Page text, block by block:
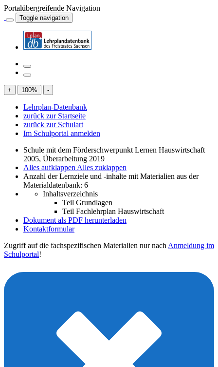
Portalübergreifende Navigation
Toggle navigation
+ 100% -
Lehrplan-Datenbank
zurück zur Startseite
zurück zur Schulart
Im Schulportal anmelden
Schule mit dem Förderschwerpunkt Lernen Hauswirtschaft
2005, Überarbeitung 2019
Alles aufklappen Alles zuklappen
Anzahl der Lernziele und -inhalte mit Materialien aus der
Materialdatenbank: 6
Inhaltsverzeichnis
Teil Grundlagen
Teil Fachlehrplan Hauswirtschaft
Dokument als PDF herunterladen
Kontaktformular
Zugriff auf die fachspezifischen Materialien nur nach Anmeldung im
Schulportal!